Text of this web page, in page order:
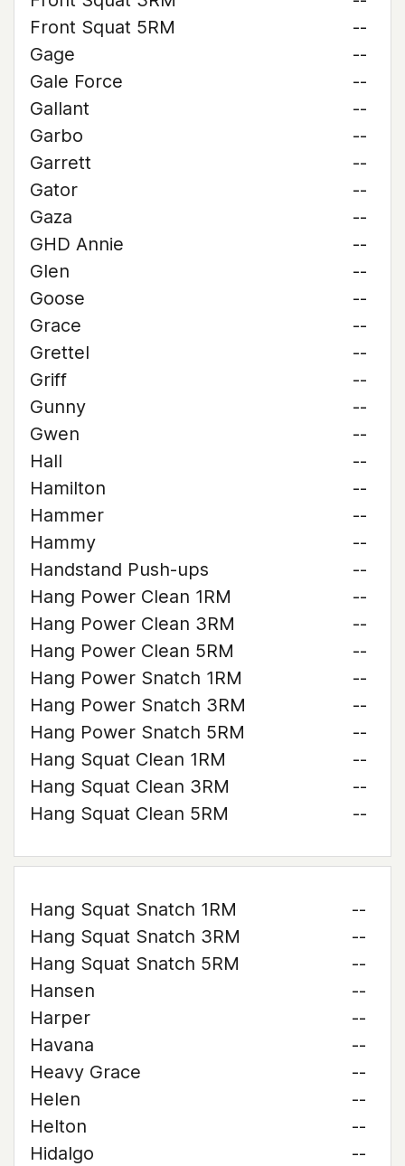
Front Squat 5RM
--
Gage
--
Gale Force
--
Gallant
--
Garbo
--
Garrett
--
Gator
--
Gaza
--
GHD Annie
--
Glen
--
Goose
--
Grace
--
Grettel
--
Griff
--
Gunny
--
Gwen
--
Hall
--
Hamilton
--
Hammer
--
Hammy
--
Handstand Push-ups
--
Hang Power Clean 1RM
--
Hang Power Clean 3RM
--
Hang Power Clean 5RM
--
Hang Power Snatch 1RM
--
Hang Power Snatch 3RM
--
Hang Power Snatch 5RM
--
Hang Squat Clean 1RM
--
Hang Squat Clean 3RM
--
Hang Squat Clean 5RM
--
Hang Squat Snatch 1RM
--
Hang Squat Snatch 3RM
--
Hang Squat Snatch 5RM
--
Hansen
--
Harper
--
Havana
--
Heavy Grace
--
Helen
--
Helton
--
Hidalgo
--